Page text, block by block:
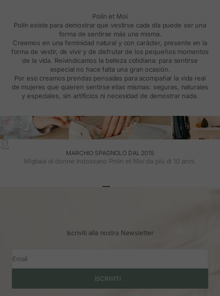
Polín et Moi
Polín existe para demostrar que vestirse cada día puede ser una
forma de sentirse más una misma.
Creemos en una feminidad natural y con carácter, presente en la
forma de vestir, de vivir y de disfrutar de los pequeños momentos
de la vida. Reivindicamos la belleza cotidiana: para sentirse
especial no hace falta una gran ocasión.
Por eso creamos prendas pensadas para acompañar la vida real
de mujeres que quieren sentirse ellas mismas: seguras, naturales
y especiales, sin artificios ni necesidad de demostrar nada.
MARCHIO SPAGNOLO DAL 2015
Migliaia di donne indossano Polin et Moi da più di 10 anni.
Iscriviti alla nostra Newsletter
Email
ISCRIVITI